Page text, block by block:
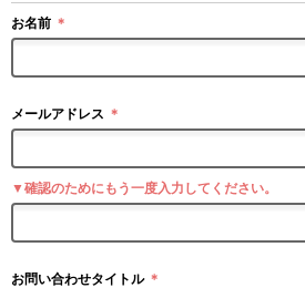
お名前 ＊
メールアドレス ＊
▼確認のためにもう一度入力してください。
お問い合わせタイトル ＊